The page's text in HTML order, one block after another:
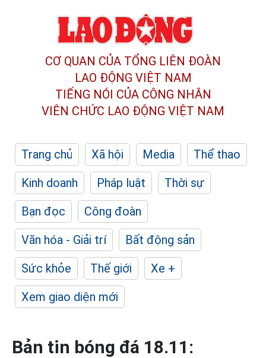
CƠ QUAN CỦA TỔNG LIÊN ĐOÀN
LAO ĐỘNG VIỆT NAM
TIẾNG NÓI CỦA CÔNG NHÂN
VIÊN CHỨC LAO ĐỘNG VIỆT NAM
Trang chủ Xã hội Media
Thể thao
Kinh doanh
Pháp luật
Thời sự
Bạn đọc
Công đoàn
Văn hóa - Giải trí
Bất động sản
Sức khỏe
Thế giới
Xe +
Xem giao diện mới
Bản tin bóng đá 18.11: